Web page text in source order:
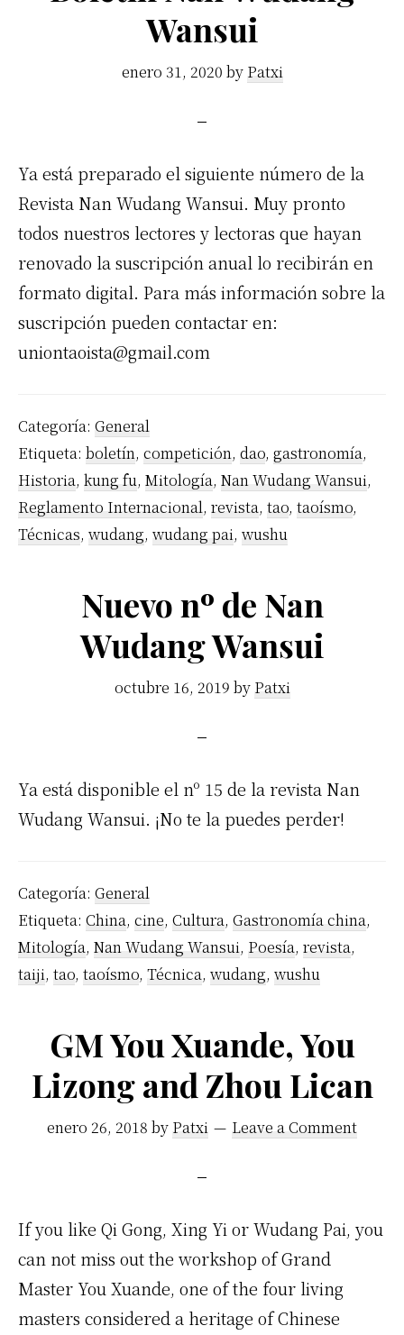
Wansui
enero 31, 2020 by Patxi
Ya está preparado el siguiente número de la
Revista Nan Wudang Wansui. Muy pronto
todos nuestros lectores y lectoras que hayan
renovado la suscripción anual lo recibirán en
formato digital. Para más información sobre la
suscripción pueden contactar en:
uniontaoista@gmail.com
Categoría: General
Etiqueta: boletín, competición, dao, gastronomía,
Historia, kung fu, Mitología, Nan Wudang Wansui,
Reglamento Internacional, revista, tao, taoísmo,
Técnicas, wudang, wudang pai, wushu
Nuevo nº de Nan
Wudang Wansui
octubre 16, 2019 by Patxi
Ya está disponible el nº 15 de la revista Nan
Wudang Wansui. ¡No te la puedes perder!
Categoría: General
Etiqueta: China, cine, Cultura, Gastronomía china,
Mitología, Nan Wudang Wansui, Poesía, revista,
taiji, tao, taoísmo, Técnica, wudang, wushu
GM You Xuande, You
Lizong and Zhou Lican
enero 26, 2018 by Patxi Leave a Comment
If you like Qi Gong, Xing Yi or Wudang Pai, you
can not miss out the workshop of Grand
Master You Xuande, one of the four living
masters considered a heritage of Chinese